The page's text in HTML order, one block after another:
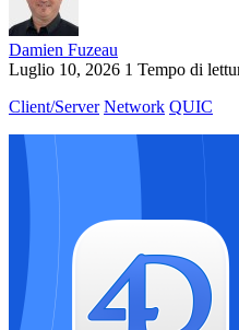
Damien Fuzeau
Luglio 10, 2026 1 Tempo di
Client/Server Network QUIC